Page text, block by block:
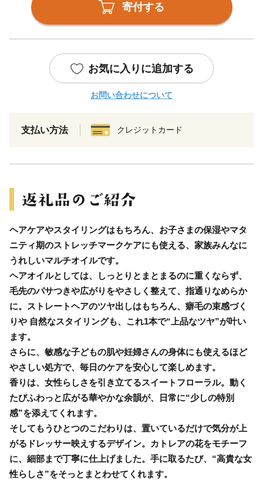
寄付する
お気に入りに追加する
お問い合わせについて
支払い方法 クレジットカード
ヘアケアやスタイリングはもちろん、お子さまの保湿やマタ
ニティ期のストレッチマークケアにも使える、家族みんなに
うれしいマルチオイルです。
ヘアオイルとしては、しっとりとまとまるのに重くならず、
毛先のパサつきや広がりをやさしく整えて、指通りなめらか
に。ストレートヘアのツヤ出しはもちろん、癖毛の束感づく
りや 自然なスタイリングも、これ1本で“上品なツヤ”が叶い
ます。
さらに、敏感な子どもの肌や妊婦さんの身体にも使えるほど
やさしい処方で、毎日のケアを安心して楽しめます。
香りは、女性らしさを引き立てるスイートフローラル。動く
たびふわっと広がる華やかな余韻が、日常に“少しの特別
感”を添えてくれます。
そしてもうひとつのこだわりは、置いているだけで気分が上
がるドレッサー映えするデザイン。カトレアの花をモチーフ
に、細部まで丁寧に仕上げました。手に取るたび、“高貴な女
性らしさ”をそっとまとわせてくれます。